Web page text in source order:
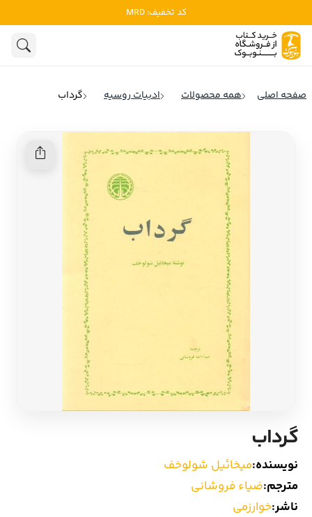
کد تخفیف: MRD
ادبیات
ادبیات انگلیس
ادبیات فرانسه
ادبیات ایتالیا
ادبیات آمریکای لاتین
ادبیات آلمان
شعر و متون کهن
صفحه اصلی همه محصولات ادبیات روسیه گرداب
گرداب
نویسنده:میخائیل شولوخف
مترجم:ضیاء فروشانی
ناشر:خوارزمی